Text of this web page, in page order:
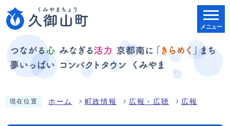
メニュー
現在位置 ホーム 町政情報 広報・広聴 広報